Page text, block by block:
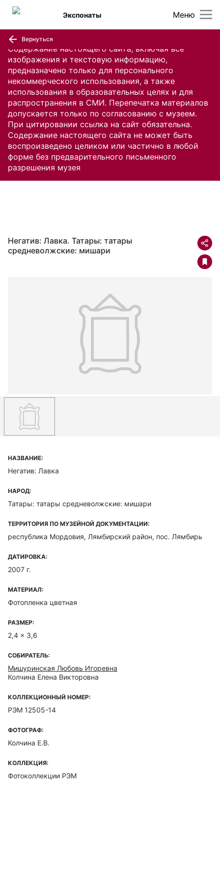
Содержание настоящего сайта, включая все
изображения и текстовую информацию,
предназначено только для персонального
некоммерческого использования, а также
использования в образовательных целях и для
распространения в СМИ. Перепечатка материалов
допускается только по согласованию с музеем.
При цитировании ссылка на сайт обязательна.
Содержание настоящего сайта не может быть
воспроизведено целиком или частично в любой
форме без предварительного письменного
разрешения музея
Меню
Экспонаты
Вернуться
Негатив: Лавка. Татары: татары
средневолжские: мишари
НАЗВАНИЕ:
Негатив: Лавка
НАРОД:
Татары: татары средневолжские: мишари
ТЕРРИТОРИЯ ПО МУЗЕЙНОЙ ДОКУМЕНТАЦИИ:
республика Мордовия, Лямбирский район, пос. Лямбирь
ДАТИРОВКА:
2007 г.
МАТЕРИАЛ:
Фотопленка цветная
РАЗМЕР:
2,4 x 3,6
СОБИРАТЕЛЬ:
Мишуринская Любовь Игоревна
Колчина Елена Викторовна
КОЛЛЕКЦИОННЫЙ НОМЕР:
РЭМ 12505-14
ФОТОГРАФ:
Колчина Е.В.
КОЛЛЕКЦИЯ:
Фотоколлекции РЭМ